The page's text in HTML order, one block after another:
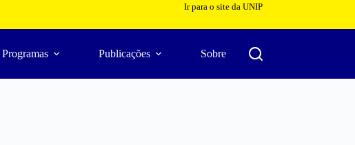
Ir para o site da UNIP
Programas Publicações Sobre